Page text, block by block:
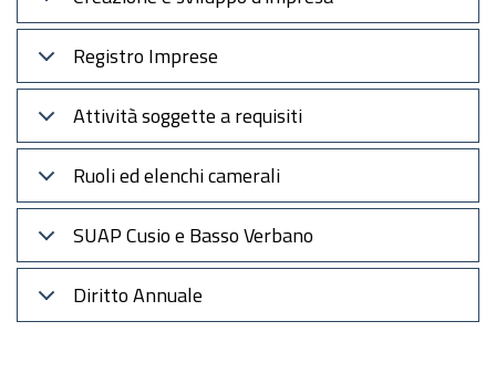
Registro Imprese
Attività soggette a requisiti
Ruoli ed elenchi camerali
SUAP Cusio e Basso Verbano
Diritto Annuale